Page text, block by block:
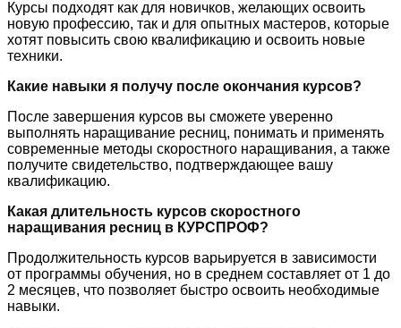
Курсы подходят как для новичков, желающих освоить
новую профессию, так и для опытных мастеров, которые
хотят повысить свою квалификацию и освоить новые
техники.
Какие навыки я получу после окончания курсов?
После завершения курсов вы сможете уверенно
выполнять наращивание ресниц, понимать и применять
современные методы скоростного наращивания, а также
получите свидетельство, подтверждающее вашу
квалификацию.
Какая длительность курсов скоростного
наращивания ресниц в КУРСПРОФ?
Продолжительность курсов варьируется в зависимости
от программы обучения, но в среднем составляет от 1 до
2 месяцев, что позволяет быстро освоить необходимые
навыки.